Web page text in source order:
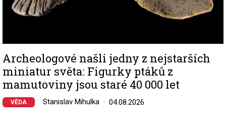
Archeologové našli jedny z nejstarších
miniatur světa: Figurky ptáků z
mamutoviny jsou staré 40 000 let
VĚDA Stanislav Mihulka 04.08.2026